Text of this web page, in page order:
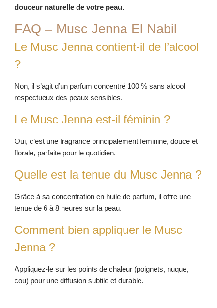
douceur naturelle de votre peau.
FAQ – Musc Jenna El Nabil
Le Musc Jenna contient-il de l’alcool
?
Non, il s’agit d’un parfum concentré 100 % sans alcool,
respectueux des peaux sensibles.
Le Musc Jenna est-il féminin ?
Oui, c’est une fragrance principalement féminine, douce et
florale, parfaite pour le quotidien.
Quelle est la tenue du Musc Jenna ?
Grâce à sa concentration en huile de parfum, il offre une
tenue de 6 à 8 heures sur la peau.
Comment bien appliquer le Musc
Jenna ?
Appliquez-le sur les points de chaleur (poignets, nuque,
cou) pour une diffusion subtile et durable.